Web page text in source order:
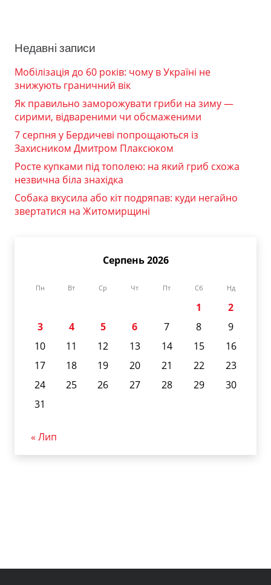
Недавні записи
Мобілізація до 60 років: чому в Україні не
знижують граничний вік
Як правильно заморожувати гриби на зиму —
сирими, відвареними чи обсмаженими
7 серпня у Бердичеві попрощаються із
Захисником Дмитром Плаксюком
Росте купками під тополею: на який гриб схожа
незвична біла знахідка
Собака вкусила або кіт подряпав: куди негайно
звертатися на Житомирщині
Серпень 2026
Пн Вт Ср Чт Пт Сб Нд
1
2
3
4 5 6 7 8
9
10
11 12 13 14 15
16
17
18 19 20 21 22
23
24
25 26 27 28 29
30
31
« Лип